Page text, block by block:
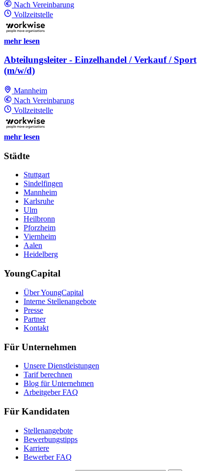
Nach Vereinbarung
Vollzeitstelle
mehr lesen
Abteilungsleiter - Einzelhandel / Verkauf / Sport
(m/w/d)
Mannheim
Nach Vereinbarung
Vollzeitstelle
mehr lesen
Städte
Stuttgart
Sindelfingen
Mannheim
Karlsruhe
Ulm
Heilbronn
Pforzheim
Viernheim
Aalen
Heidelberg
YoungCapital
Über YoungCapital
Interne Stellenangebote
Presse
Partner
Kontakt
Für Unternehmen
Unsere Dienstleistungen
Tarif berechnen
Blog für Unternehmen
Arbeitgeber FAQ
Für Kandidaten
Stellenangebote
Bewerbungstipps
Karriere
Bewerber FAQ